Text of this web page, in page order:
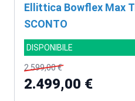
Ellittica Bowflex Max
SCONTO
DISPONIBILE
2.599,00 €
2.499,00 €